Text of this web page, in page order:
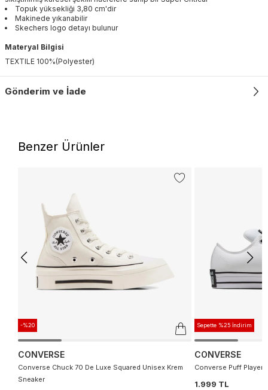
Topuk yüksekliği 3,80 cm'dir
Makinede yıkanabilir
Skechers logo detayı bulunur
Materyal Bilgisi
TEXTILE 100%(Polyester)
Gönderim ve İade
Benzer Ürünler
-%20
CONVERSE
Converse Chuck 70 De Luxe Squared Unisex Krem
Sneaker
Sepette %25 İndirim
CONVERSE
Converse Puff Player
1.999 TL